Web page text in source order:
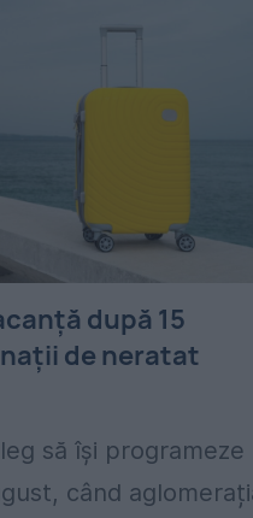
după 15
de neratat
să își programeze
când